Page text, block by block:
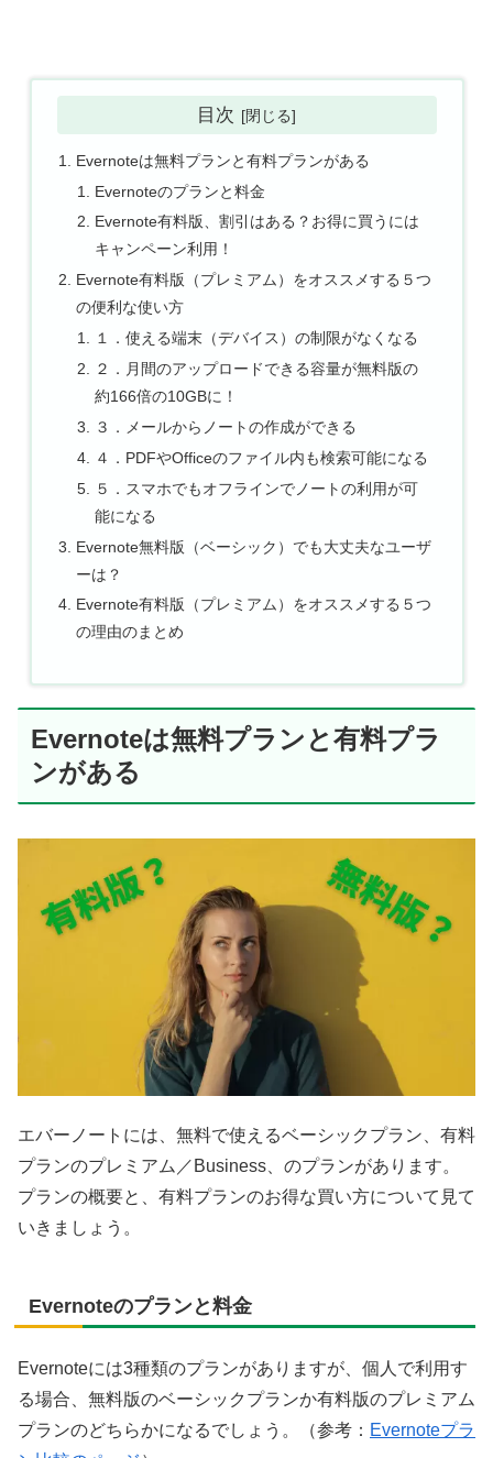
目次
Evernoteは無料プランと有料プランがある
Evernoteのプランと料金
Evernote有料版、割引はある？お得に買うには
キャンペーン利用！
Evernote有料版（プレミアム）をオススメする５つ
の便利な使い方
１．使える端末（デバイス）の制限がなくなる
２．月間のアップロードできる容量が無料版の
約166倍の10GBに！
３．メールからノートの作成ができる
４．PDFやOfficeのファイル内も検索可能になる
５．スマホでもオフラインでノートの利用が可
能になる
Evernote無料版（ベーシック）でも大丈夫なユーザ
ーは？
Evernote有料版（プレミアム）をオススメする５つ
の理由のまとめ
Evernoteは無料プランと有料プラ
ンがある
エバーノートには、無料で使えるベーシックプラン、有料
プランのプレミアム／Business、のプランがあります。
プランの概要と、有料プランのお得な買い方について見て
いきましょう。
Evernoteのプランと料金
Evernoteには3種類のプランがありますが、個人で利用す
る場合、無料版のベーシックプランか有料版のプレミアム
プランのどちらかになるでしょう。（参考： Evernoteプラ